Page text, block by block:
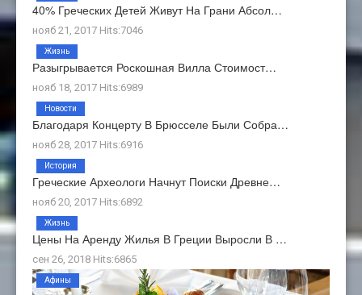
40% Греческих Детей Живут На Грани Абсол…
нояб 21, 2017 Hits:7046
Разыгрывается Роскошная Вилла Стоимост…
нояб 18, 2017 Hits:6989
Жизнь
Благодаря Концерту В Брюсселе Были Собра…
нояб 28, 2017 Hits:6916
Новости
Греческие Археологи Начнут Поиски Древне…
нояб 20, 2017 Hits:6892
История
Цены На Аренду Жилья В Греции Выросли В …
сен 26, 2018 Hits:6865
Жизнь
Афины